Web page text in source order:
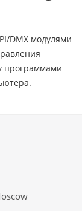
DMX модулями
программами